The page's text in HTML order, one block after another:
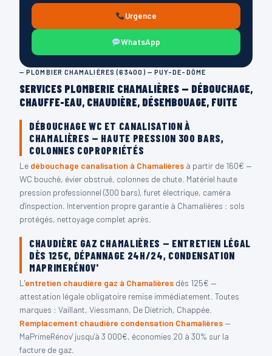
Urgence
WhatsApp
— PLOMBIER CHAMALIÈRES (63400) — PUY-DE-DÔME
SERVICES PLOMBERIE CHAMALIÈRES — DÉBOUCHAGE,
CHAUFFE-EAU, CHAUDIÈRE, DÉSEMBOUAGE, FUITE
DÉBOUCHAGE WC ET CANALISATION À
CHAMALIÈRES — HAUTE PRESSION 300 BARS,
COLONNES COPROPRIÉTÉS
Le débouchage canalisation à Chamalières à partir de 160€ —
WC bouché, évier obstrué, colonnes de chute. Matériel haute
pression professionnel (300 bars), furet électrique, caméra
d'inspection. Intervention propre garantie à Chamalières : sols
protégés, nettoyage complet après.
CHAUDIÈRE GAZ CHAMALIÈRES — ENTRETIEN LÉGAL
DÈS 125€, DÉPANNAGE 24H/24, CONDENSATION
MAPRIMERÉNOV'
L'entretien chaudière gaz à Chamalières dès 125€ —
attestation légale obligatoire remise immédiatement. Toutes
marques : Vaillant, Viessmann, De Dietrich, Chappée.
Remplacement chaudière condensation Chamalières—
MaPrimeRénov' jusqu'à 3 000€, économies 20 à 30% sur la
facture de gaz.